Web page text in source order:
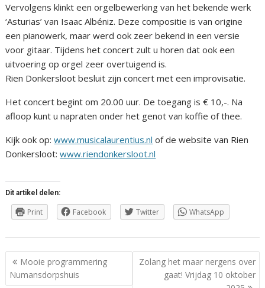
Vervolgens klinkt een orgelbewerking van het bekende werk
‘Asturias’ van Isaac Albéniz. Deze compositie is van origine
een pianowerk, maar werd ook zeer bekend in een versie
voor gitaar. Tijdens het concert zult u horen dat ook een
uitvoering op orgel zeer overtuigend is.
Rien Donkersloot besluit zijn concert met een improvisatie.
Het concert begint om 20.00 uur. De toegang is € 10,-. Na
afloop kunt u napraten onder het genot van koffie of thee.
Kijk ook op:www.musicalaurentius.nl of de website van Rien
Donkersloot:www.riendonkersloot.nl
Dit artikel delen:
Print Facebook Twitter WhatsApp
Berichtnavigatie
Mooie programmering
Numansdorpshuis
Zolang het maar nergens over
gaat! Vrijdag 10 oktober